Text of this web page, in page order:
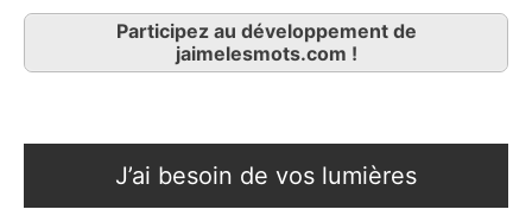
Participez au développement de
jaimelesmots.com !
J’ai besoin de vos lumières